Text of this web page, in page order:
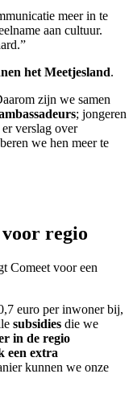
meer in te
aan cultuur.
het Meetjesland.
zijn we samen
; jongeren
verslag over
we hen meer te
regio
Comeet voor een
euro per inwoner bij,
subsidies die we
in de regio
een extra
kunnen we onze